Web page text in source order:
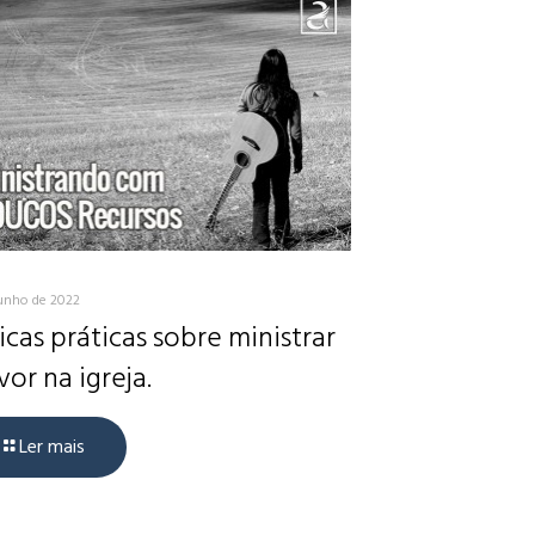
de 2022
práticas sobre ministrar
na igreja.
Ler mais